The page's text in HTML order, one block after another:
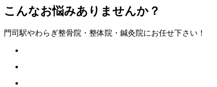
こんなお悩みありませんか？
門司駅やわらぎ整骨院・整体院・鍼灸院にお任せ下さい！